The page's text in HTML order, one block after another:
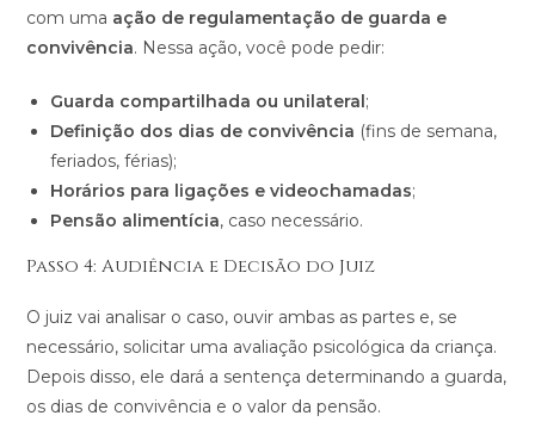
com uma ação de regulamentação de guarda e
convivência. Nessa ação, você pode pedir:
Guarda compartilhada ou unilateral;
Definição dos dias de convivência (fins de semana,
feriados, férias);
Horários para ligações e videochamadas;
Pensão alimentícia, caso necessário.
Passo 4: Audiência e Decisão do Juiz
O juiz vai analisar o caso, ouvir ambas as partes e, se
necessário, solicitar uma avaliação psicológica da criança.
Depois disso, ele dará a sentença determinando a guarda,
os dias de convivência e o valor da pensão​​.